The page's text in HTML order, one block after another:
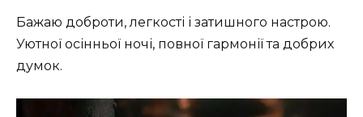
Бажаю доброти, легкості і затишного настрою.
Уютної осінньої ночі, повної гармонії та добрих
думок.